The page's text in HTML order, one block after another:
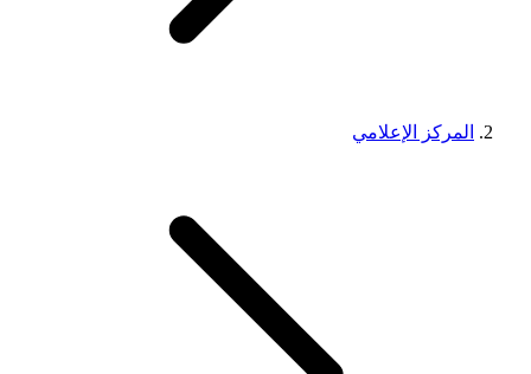
المركز الإعلامي